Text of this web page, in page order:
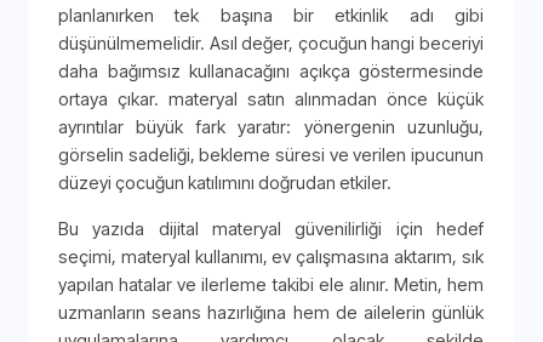
planlanırken tek başına bir etkinlik adı gibi
düşünülmemelidir. Asıl değer, çocuğun hangi beceriyi
daha bağımsız kullanacağını açıkça göstermesinde
ortaya çıkar. materyal satın alınmadan önce küçük
ayrıntılar büyük fark yaratır: yönergenin uzunluğu,
görselin sadeliği, bekleme süresi ve verilen ipucunun
düzeyi çocuğun katılımını doğrudan etkiler.
Bu yazıda dijital materyal güvenilirliği için hedef
seçimi, materyal kullanımı, ev çalışmasına aktarım, sık
yapılan hatalar ve ilerleme takibi ele alınır. Metin, hem
uzmanların seans hazırlığına hem de ailelerin günlük